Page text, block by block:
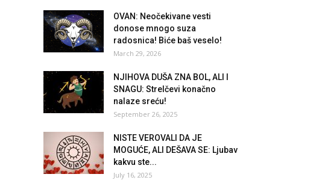
OVAN: Neočekivane vesti
donose mnogo suza
radosnica! Biće baš veselo!
March 29, 2026
NJIHOVA DUŠA ZNA BOL, ALI I
SNAGU: Strelčevi konačno
nalaze sreću!
September 26, 2025
NISTE VEROVALI DA JE
MOGUĆE, ALI DEŠAVA SE: Ljubav
kakvu ste...
July 16, 2025